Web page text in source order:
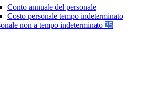
Conto annuale del personale
Costo personale tempo indeterminato
non a tempo indeterminato 25